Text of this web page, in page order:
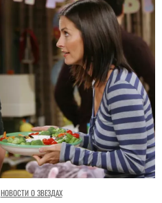
НОВОСТИ О ЗВЕЗДАХ